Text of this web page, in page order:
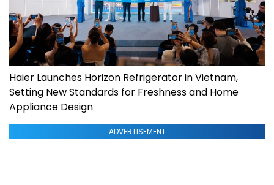
Haier Launches Horizon Refrigerator in Vietnam,
Setting New Standards for Freshness and Home
Appliance Design
ADVERTISEMENT